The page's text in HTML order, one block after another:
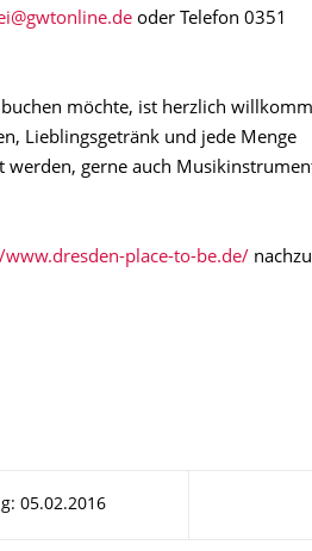
oder Telefon 0351
möchte, ist herzlich
Lieblingsgetränk und jede Menge
werden, gerne auch
place-to-be.de/
05.02.2016